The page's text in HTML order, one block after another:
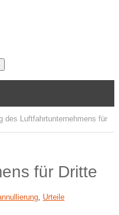
des Luftfahrtunternehmens für
für Dritte
Urteile